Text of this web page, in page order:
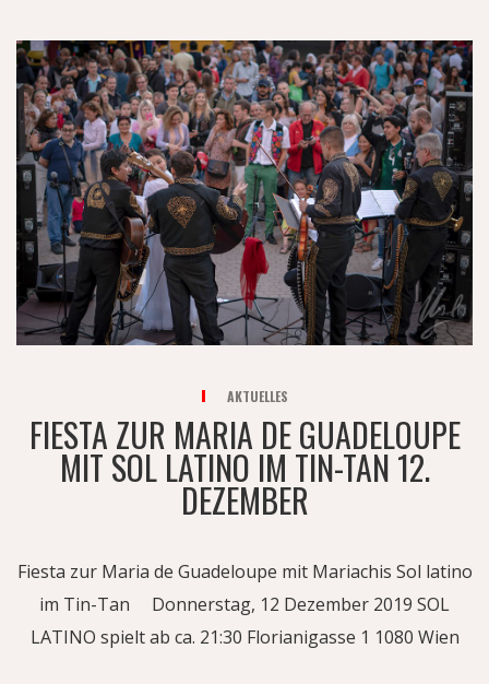
AKTUELLES
FIESTA ZUR MARIA DE GUADELOUPE
MIT SOL LATINO IM TIN-TAN 12.
DEZEMBER
Fiesta zur Maria de Guadeloupe mit Mariachis Sol latino
im Tin-Tan Donnerstag, 12 Dezember 2019 SOL
LATINO spielt ab ca. 21:30 Florianigasse 1 1080 Wien